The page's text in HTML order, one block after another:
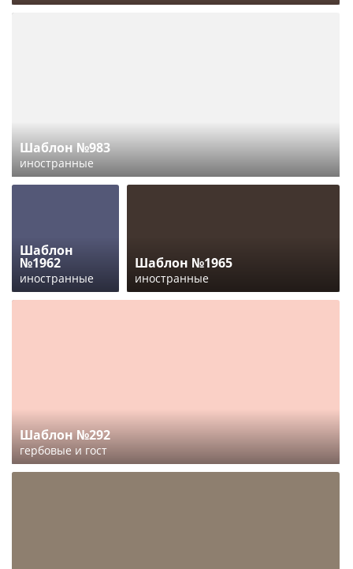
Шаблон №983
иностранные
Шаблон
№1962
иностранные
Шаблон №1965
иностранные
Шаблон №292
гербовые и гост